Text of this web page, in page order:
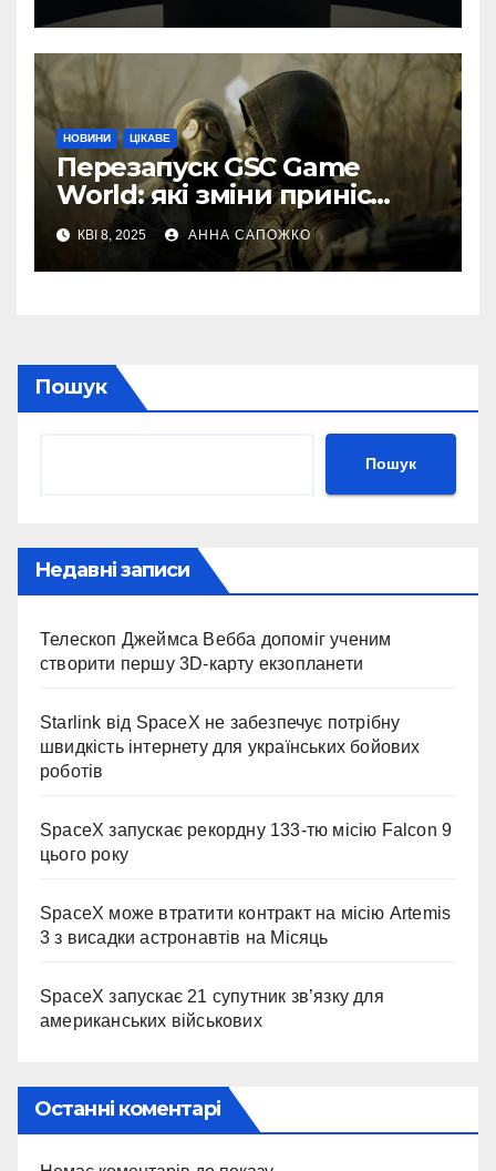
НОВИНИ ЦІКАВЕ
Перезапуск GSC Game
World: які зміни приніс
новий власник Максим
Кріппа
КВІ 8, 2025 АННА САПОЖКО
Пошук
Пошук
Недавні записи
Телескоп Джеймса Вебба допоміг ученим
створити першу 3D-карту екзопланети
Starlink від SpaceX не забезпечує потрібну
швидкість інтернету для українських бойових
роботів
SpaceX запускає рекордну 133-тю місію Falcon 9
цього року
SpaceX може втратити контракт на місію Artemis
3 з висадки астронавтів на Місяць
SpaceX запускає 21 супутник зв’язку для
американських військових
Останні коментарі